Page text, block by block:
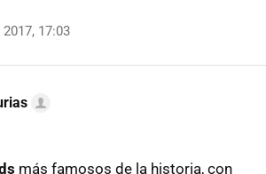
17:03
más famosos de la historia, con